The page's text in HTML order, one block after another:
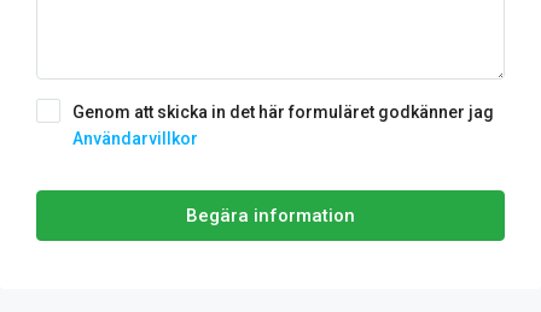
Genom att skicka in det här formuläret godkänner jag
Användarvillkor
Begära information